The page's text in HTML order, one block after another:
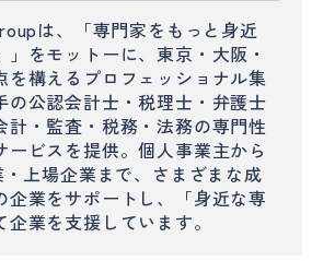
は、「専門家をもっと身近
」をモットーに、東京・大阪・
を構えるプロフェッショナル集
の公認会計士・税理士・弁護士
計・監査・税務・法務の専門性
ービスを提供。個人事業主から
上場企業まで、さまざまな成
企業をサポートし、「身近な専
業を支援しています。